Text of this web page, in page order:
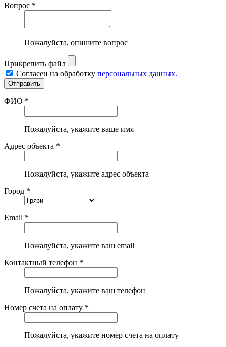
Вопрос *
Пожалуйста, опишите вопрос
Прикрепить файл
Согласен на обработку персональных данных.
ФИО *
Пожалуйста, укажите ваше имя
Адрес объекта *
Пожалуйста, укажите адрес объекта
Город *
Email *
Пожалуйста, укажите ваш email
Контактный телефон *
Пожалуйста, укажите ваш телефон
Номер счета на оплату *
Пожалуйста, укажите номер счета на оплату